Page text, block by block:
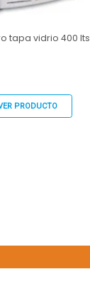
tapa vidrio 400 lts
PRODUCTO